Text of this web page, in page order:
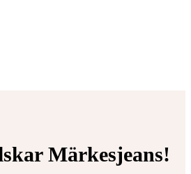
Märkesjeans!